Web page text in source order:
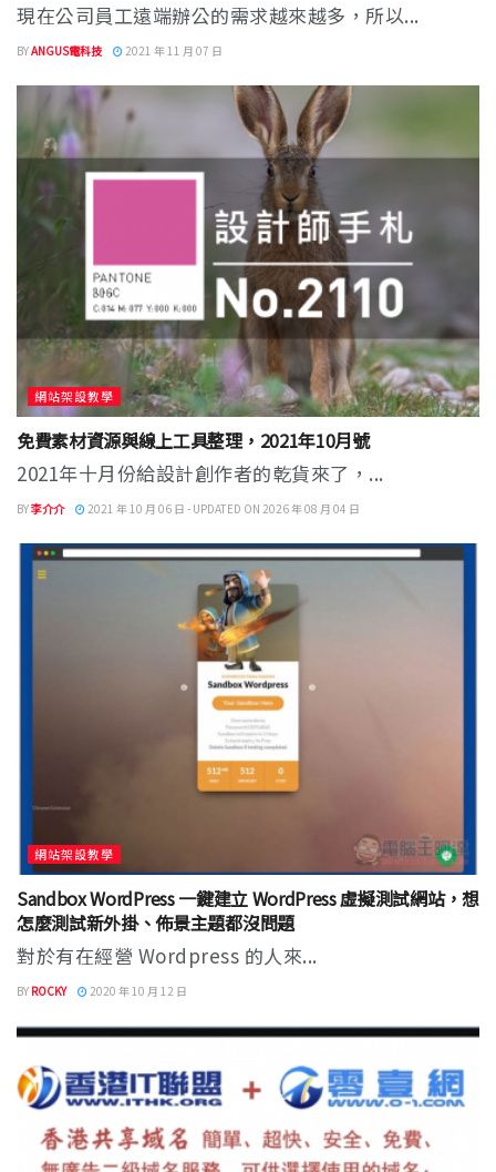
現在公司員工遠端辦公的需求越來越多，所以...
BYANGUS電科技 2021 年 11 月 07 日
網站架設教學
免費素材資源與線上工具整理，2021年10月號
2021年十月份給設計創作者的乾貨來了，...
BY李介介 2021 年 10 月 06 日 - UPDATED ON 2026 年 08 月 04 日
網站架設教學
Sandbox WordPress 一鍵建立 WordPress 虛擬測試網站，想
怎麼測試新外掛、佈景主題都沒問題
對於有在經營 Wordpress 的人來...
BY ROCKY 2020 年 10 月 12 日